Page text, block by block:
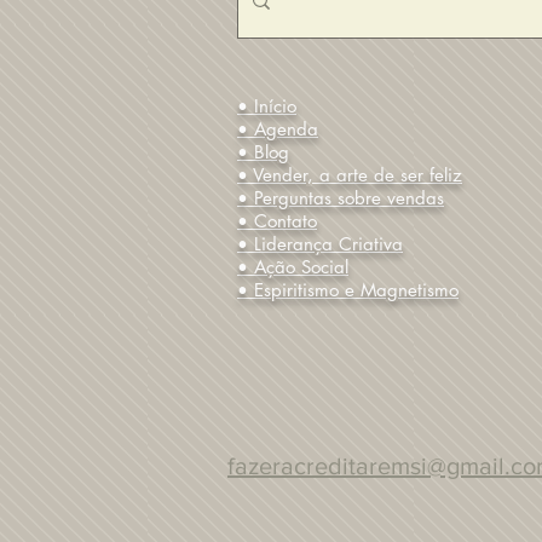
• Início
• Agenda
• Blog
• Vender, a arte de ser feliz
• Perguntas sobre vendas
• Contato
• Liderança Criativa
• Ação Social
• Espiritismo e Magnetismo